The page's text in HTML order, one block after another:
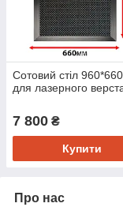
Сотовий стіл
для лазерного
7 800 ₴
Купити
Про нас